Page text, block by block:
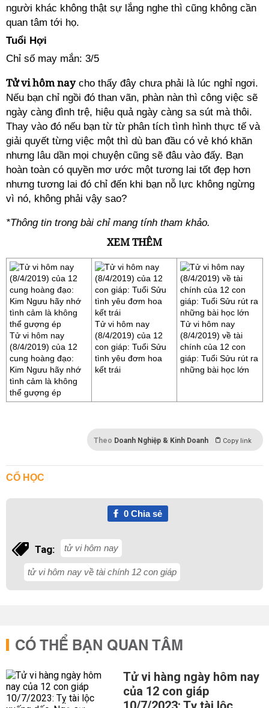
người khác không thật sự lắng nghe thì cũng không cần
quan tâm tới họ.
Tuổi Hợi
Chỉ số may mắn: 3/5
Tử vi hôm naycho thấy đây chưa phải là lúc nghỉ ngơi.
Nếu bạn chỉ ngồi đó than vãn, phàn nàn thì công việc sẽ
ngày càng đình trệ, hiệu quả ngày càng sa sút mà thôi.
Thay vào đó nếu bạn từ từ phân tích tình hình thực tế và
giải quyết từng việc một thì dù ban đầu có vẻ khó khăn
nhưng lâu dần mọi chuyện cũng sẽ đâu vào đấy. Bạn
hoàn toàn có quyền mơ ước một tương lai tốt đẹp hơn
nhưng tương lai đó chỉ đến khi bạn nỗ lực không ngừng
vì nó, không phải vậy sao?
*Thông tin trong bài chỉ mang tính tham khảo.
XEM THÊM
Tử vi hôm nay
(8/4/2019) của 12
cung hoàng đạo:
Kim Ngưu hãy nhớ
tình cảm là không
thể gượng ép
Tử vi hôm nay
(8/4/2019) của 12
con giáp: Tuổi Sửu
tình yêu đơm hoa
kết trái
Tử vi hôm nay
(8/4/2019) về tài
chính của 12 con
giáp: Tuổi Sửu rút ra
những bài học lớn
Theo Doanh Nghiệp & Kinh Doanh Copy link
CỔ HỌC
0Chia sẻ
Tag: tử vi hôm nay
tử vi hôm nay về tài chính 12 con giáp
CÓ THỂ BẠN QUAN TÂM
Tử vi hàng ngày hôm nay
của 12 con giáp